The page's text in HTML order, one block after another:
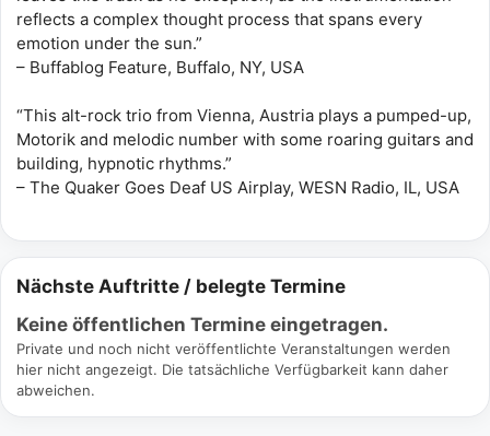
reflects a complex thought process that spans every
emotion under the sun.”
– Buffablog Feature, Buffalo, NY, USA
“This alt-rock trio from Vienna, Austria plays a pumped-up,
Motorik and melodic number with some roaring guitars and
building, hypnotic rhythms.”
– The Quaker Goes Deaf US Airplay, WESN Radio, IL, USA
Nächste Auftritte / belegte Termine
Keine öffentlichen Termine eingetragen.
Private und noch nicht veröffentlichte Veranstaltungen werden
hier nicht angezeigt. Die tatsächliche Verfügbarkeit kann daher
abweichen.